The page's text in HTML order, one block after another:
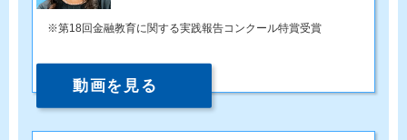
第18回金融教育に関する実践報告コンクール特賞受賞
動画を見る